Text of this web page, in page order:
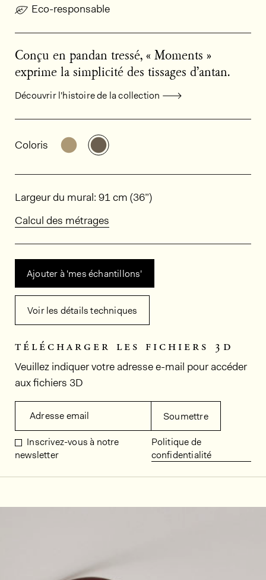
Eco-responsable
Conçu en pandan tressé, « Moments »
exprime la simplicité des tissages d’antan.
Découvrir l'histoire de la collection
Informations générales sur le
Coloris Découvrir d'autres variantes: INT271
Découvrir d'autres variantes:
Dimensions
Largeur du mural: 91 cm (36”)
Calcul des métrages
Ajouter à 'mes échantillons'
Voir les détails techniques
télécharger les fichiers 3d
Veuillez indiquer votre adresse e-mail pour accéder
aux fichiers 3D
Adresse email Soumettre
Inscrivez-vous à notre
newsletter
Politique de
confidentialité